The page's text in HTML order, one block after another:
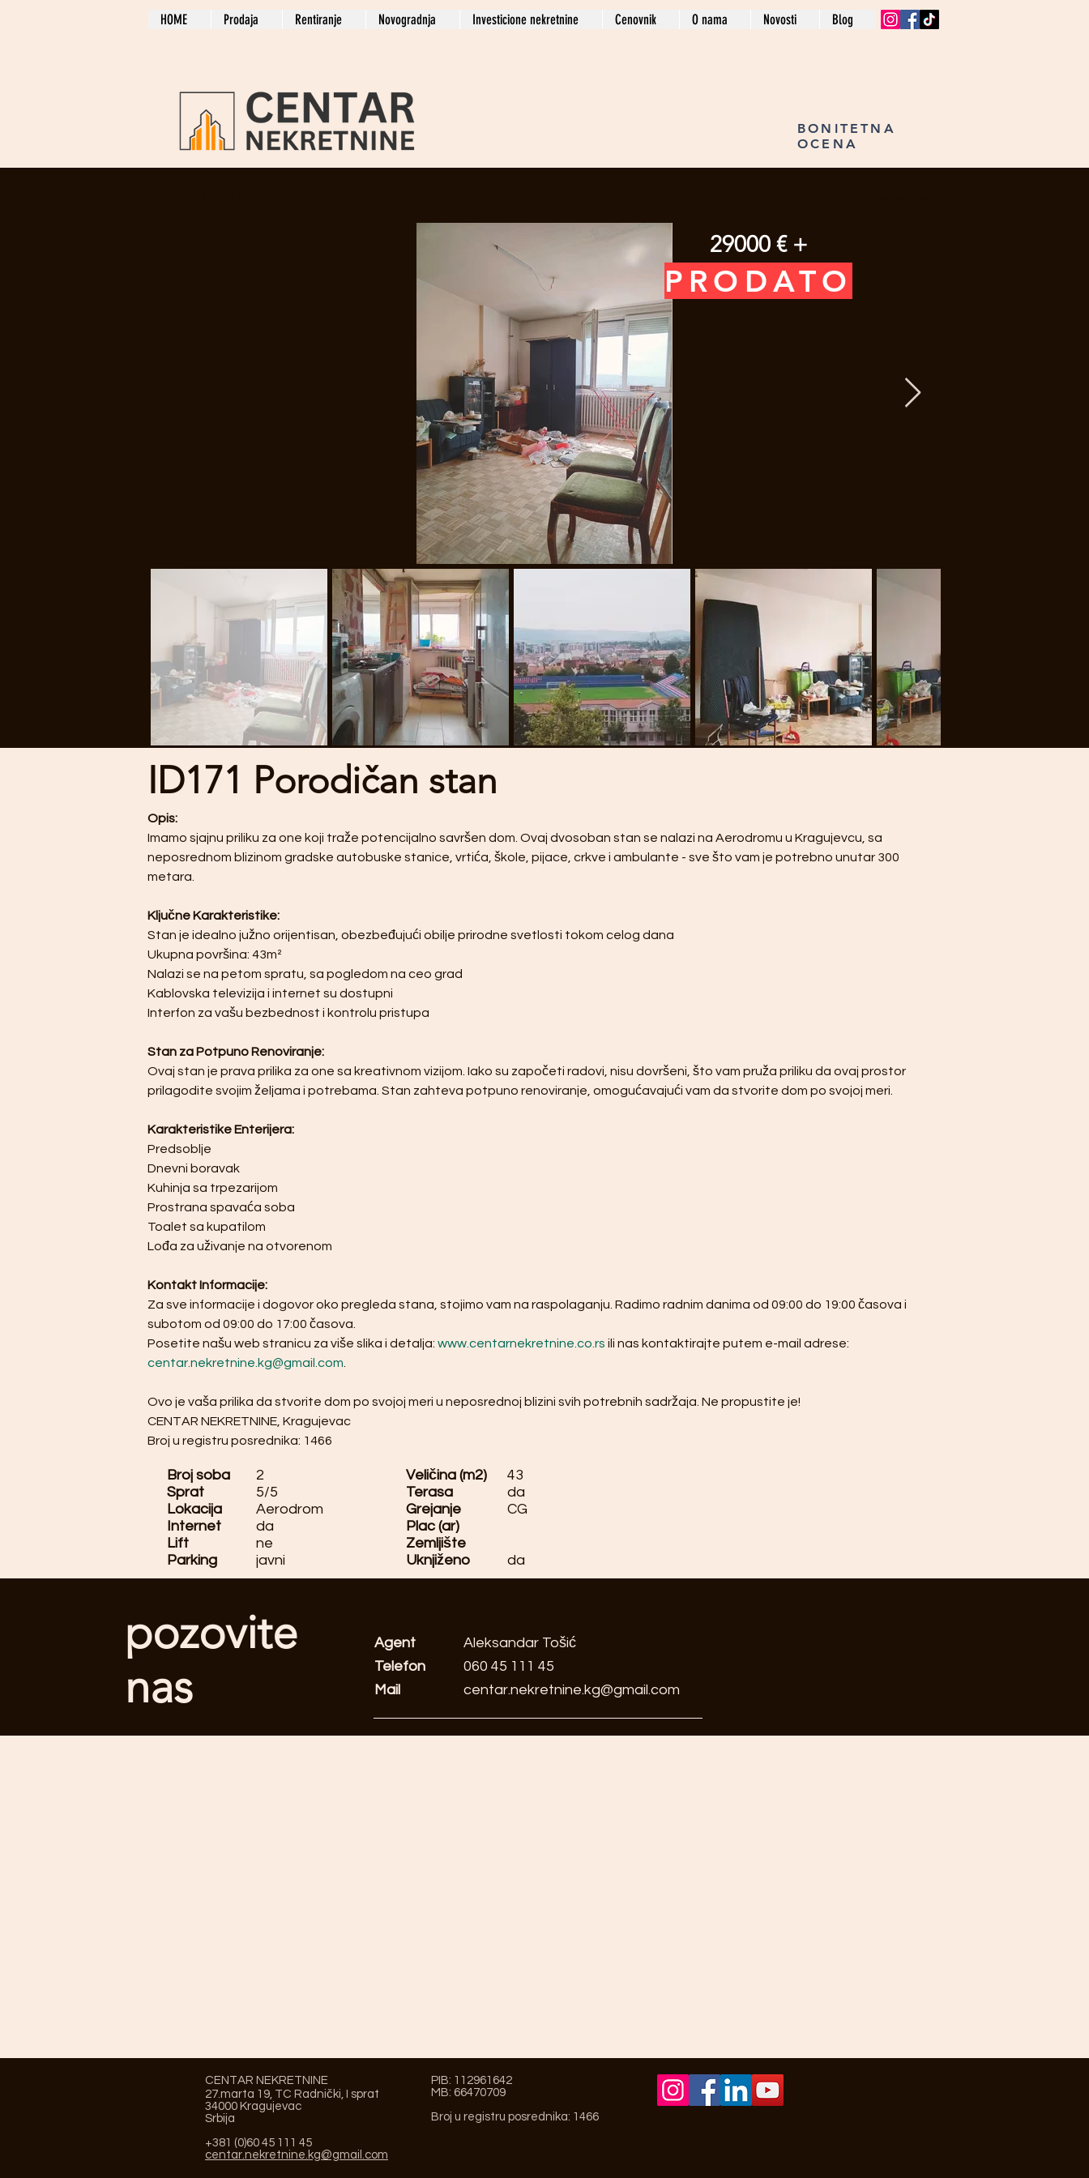
HOME Prodaja Rentiranje Novogradnja Investicione nekretnine Cenovnik O nama Novosti Blog
BONITETNA
OCENA
29000 € +
PRODATO
ID171 Porodičan stan
Opis:
Imamo sjajnu priliku za one koji traže potencijalno savršen dom. Ovaj dvosoban stan se nalazi na Aerodromu u Kragujevcu, sa
neposrednom blizinom gradske autobuske stanice, vrtića, škole, pijace, crkve i ambulante - sve što vam je potrebno unutar 300
metara.
Ključne Karakteristike:
Stan je idealno južno orijentisan, obezbeđujući obilje prirodne svetlosti tokom celog dana
Ukupna površina: 43m²
Nalazi se na petom spratu, sa pogledom na ceo grad
Kablovska televizija i internet su dostupni
Interfon za vašu bezbednost i kontrolu pristupa
Stan za Potpuno Renoviranje:
Ovaj stan je prava prilika za one sa kreativnom vizijom. Iako su započeti radovi, nisu dovršeni, što vam pruža priliku da ovaj prostor
prilagodite svojim željama i potrebama. Stan zahteva potpuno renoviranje, omogućavajući vam da stvorite dom po svojoj meri.
Karakteristike Enterijera:
Predsoblje
Dnevni boravak
Kuhinja sa trpezarijom
Prostrana spavaća soba
Toalet sa kupatilom
Lođa za uživanje na otvorenom
Kontakt Informacije:
Za sve informacije i dogovor oko pregleda stana, stojimo vam na raspolaganju. Radimo radnim danima od 09:00 do 19:00 časova i
subotom od 09:00 do 17:00 časova.
Posetite našu web stranicu za više slika i detalja: www.centarnekretnine.co.rs ili nas kontaktirajte putem e-mail adrese:
centar.nekretnine.kg@gmail.com
Ovo je vaša prilika da stvorite dom po svojoj meri u neposrednoj blizini svih potrebnih sadržaja. Ne propustite je!
CENTAR NEKRETNINE, Kragujevac
Broj u registru posrednika: 1466
Broj soba 2 Veličina (m2)
43
Sprat
5/5 Terasa
da
Lokacija
Aerodrom Grejanje
CG
Internet
da
Plac (ar)
Lift
ne
Zemljište
Parking
javni Uknjiženo da
pozovite
nas
Agent
Aleksandar Tošić
Telefon
060 45 111 45
Mail
centar.nekretnine.kg@gmail.com
CENTAR NEKRETNINE
27.marta 19, TC Radnički, I sprat
34000 Kragujevac
Srbija
+381 (0)60 45 111 45
centar.nekretnine.kg@gmail.com
PIB: 112961642
MB: 66470709
Broj u registru posrednika: 1466